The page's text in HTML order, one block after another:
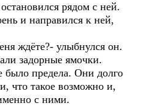
рядом с ней.
и направился к ней,
ждёте?- улыбнулся он.
задорные ямочки.
предела. Они долго
что такое возможно и,
с ними.